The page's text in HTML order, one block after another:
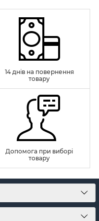
14 днів на повернення
товару
Допомога при виборі
товару